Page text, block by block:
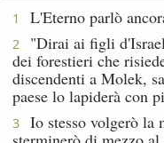
1 L'Eterno parlò
2
"Dirai ai figli
dei forestieri che
discendenti a Molek,
paese lo lapiderà con
3
Io stesso volgerò la